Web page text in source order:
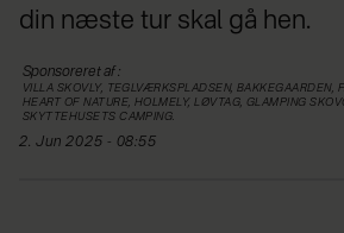
din næste tur skal gå hen.
Sponsoreret af:
VILLA SKOVLY, TEGLVÆRKSPLADSEN, BAKKEGAARDEN,
HEART OF NATURE, HOLMELY, LØVTAG, GLAMPING
SKYTTEHUSETS CAMPING.
2. Jun 2025 - 08:55